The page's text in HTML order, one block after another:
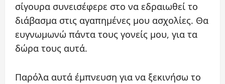
σίγουρα συνεισέφερε στο να εδραιωθεί το
διάβασμα στις αγαπημένες μου ασχολίες. Θα
ευγνωμωνώ πάντα τους γονείς μου, για τα
δώρα τους αυτά.
Παρόλα αυτά έμπνευση για να ξεκινήσω το